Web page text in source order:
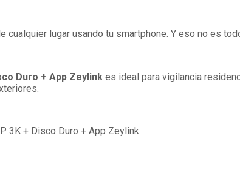
lugar usando tu smartphone. Y eso no es
Duro + App Zeylink es ideal para vigilancia
3K + Disco Duro + App Zeylink